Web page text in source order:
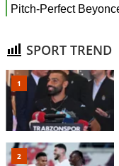
SPORT TREND